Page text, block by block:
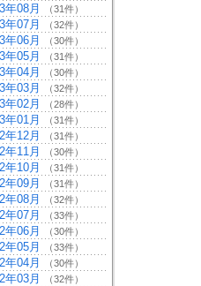
年08月 （31件）
年07月 （32件）
年06月 （30件）
年05月 （31件）
年04月 （30件）
年03月 （32件）
年02月 （28件）
年01月 （31件）
年12月 （31件）
年11月 （30件）
年10月 （31件）
年09月 （31件）
年08月 （32件）
年07月 （33件）
年06月 （30件）
年05月 （33件）
年04月 （30件）
年03月 （32件）